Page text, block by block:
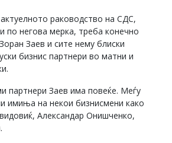
раководство на СДС,
по негова мерка, треба конечно
Заев и сите нему блиски
бизнис партнери во матни и
партнери Заев има повеќе. Меѓу
имиња на некои бизнисмени како
Александар Онишченко,